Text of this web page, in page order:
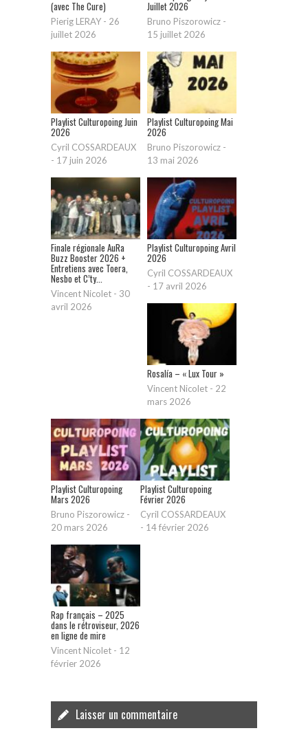
(avec The Cure)
Pierig LERAY - 26
juillet 2026
Juillet 2026
Bruno Piszorowicz -
15 juillet 2026
Playlist Culturopoing Juin
2026
Cyril COSSARDEAUX
- 17 juin 2026
Playlist Culturopoing Mai
2026
Bruno Piszorowicz -
13 mai 2026
Finale régionale AuRa
Buzz Booster 2026 +
Entretiens avec Toera,
Nesbo et C’ty...
Vincent Nicolet - 30
avril 2026
Playlist Culturopoing Avril
2026
Cyril COSSARDEAUX
- 17 avril 2026
Rosalía – « Lux Tour »
Vincent Nicolet - 22
mars 2026
Playlist Culturopoing
Mars 2026
Bruno Piszorowicz -
20 mars 2026
Playlist Culturopoing
Février 2026
Cyril COSSARDEAUX
- 14 février 2026
Rap français – 2025
dans le rétroviseur, 2026
en ligne de mire
Vincent Nicolet - 12
février 2026
Laisser un commentaire